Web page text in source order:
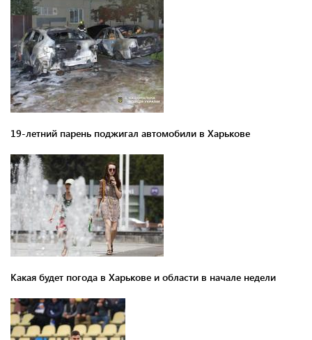
19-летний парень поджигал автомобили в Харькове
Какая будет погода в Харькове и области в начале недели